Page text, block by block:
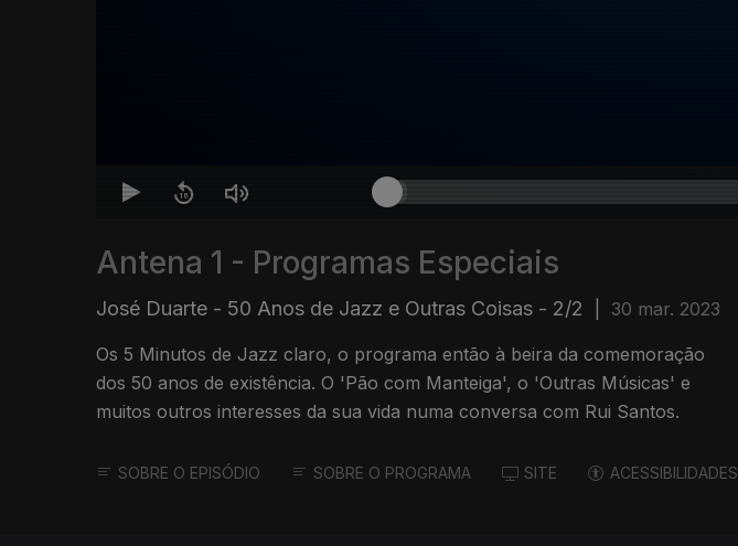
Antena 1 - Programas Especiais
José Duarte - 50 Anos de Jazz e Outras Coisas - 2/2 30 mar. 2023
Os 5 Minutos de Jazz claro, o programa então à beira da comemoração
dos 50 anos de existência. O 'Pão com Manteiga', o 'Outras Músicas' e
muitos outros interesses da sua vida numa conversa com Rui Santos.
SOBRE O EPISÓDIO SOBRE O PROGRAMA SITE ACESSIBILIDADES